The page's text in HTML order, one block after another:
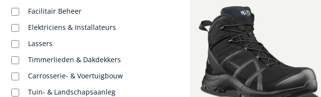
Facilitair Beheer
Elektriciens & Installateurs
Lassers
Timmerlieden & Dakdekkers
Carrosserie- & Voertuigbouw
Tuin- & Landschapsaanleg